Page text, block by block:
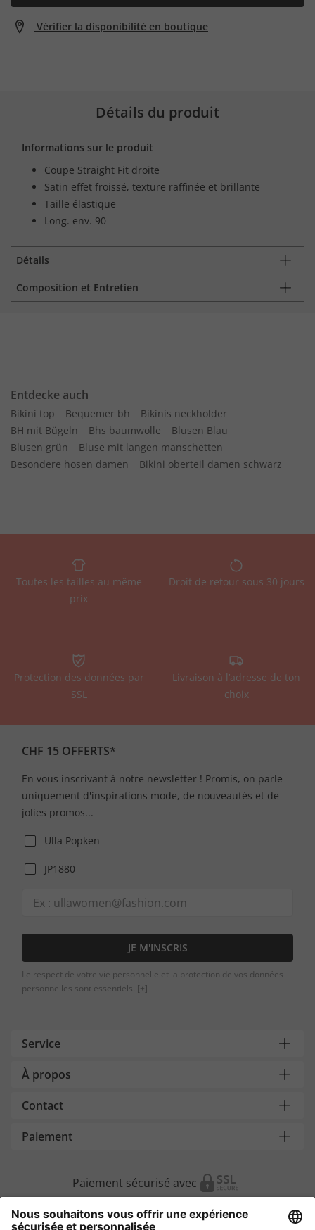
Vérifier la disponibilité en boutique
Détails du produit
Informations sur le produit
Coupe Straight Fit droite
Satin effet froissé, texture raffinée et brillante
Taille élastique
Long. env. 90
Détails
Composition et Entretien
Entdecke auch
Bikini top Bequemer bh
Bikinis neckholder
BH mit Bügeln
Bhs baumwolle
Blusen Blau
Blusen grün
Bluse mit langen manschetten
Besondere hosen damen
Bikini oberteil damen schwarz
Toutes les tailles au même
prix
Droit de retour sous 30 jours
Protection des données par
SSL
Livraison à l’adresse de ton
choix
CHF 15 OFFERTS*
En vous inscrivant à notre newsletter ! Promis, on parle
uniquement d'inspirations mode, de nouveautés et de
jolies promos...
Ulla Popken
JP1880
JE M'INSCRIS
Le respect de votre vie personnelle et la protection de vos données
personnelles sont essentiels. [+]
Service
À propos
Contact
Paiement
Paiement sécurisé avec